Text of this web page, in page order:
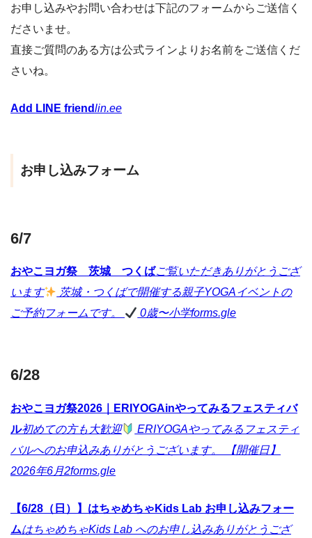
お申し込みやお問い合わせは下記のフォームからご送信く
ださいませ。
直接ご質問のある方は公式ラインよりお名前をご送信くだ
さいね。
Add LINE friendlin.ee
お申し込みフォーム
6/7
おやこヨガ祭 茨城 つくばご覧いただきありがとうござ
います
茨城・つくばで開催する親子YOGAイベントの
ご予約フォームです。
0歳〜小学forms.gle
6/28
おやこヨガ祭2026｜ERIYOGAinやってみるフェスティバ
ル初めての方も大歓迎
ERIYOGAやってみるフェスティ
バルへのお申込みありがとうございます。 【開催日】
2026年6月2forms.gle
【6/28（日）】はちゃめちゃKids Lab お申し込みフォー
ムはちゃめちゃKids Lab へのお申し込みありがとうござ